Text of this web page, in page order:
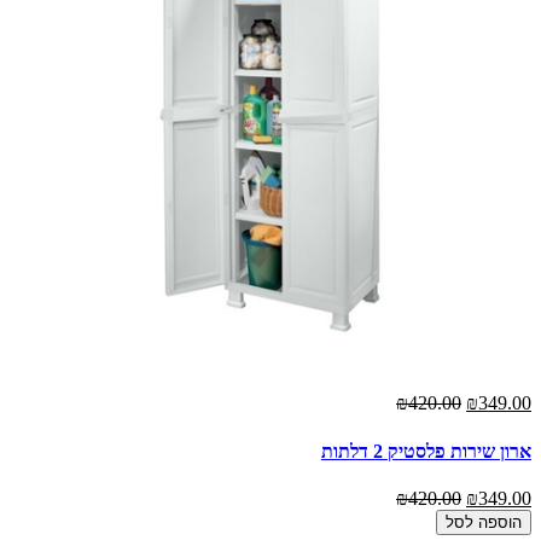
₪349.00
₪420.00
ארון שירות פלסטיק 2 דלתות
₪349.00
₪420.00
הוספה לסל